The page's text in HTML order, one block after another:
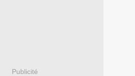
Publicité